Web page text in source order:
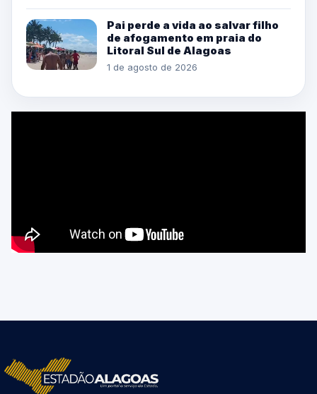
Pai perde a vida ao salvar filho
de afogamento em praia do
Litoral Sul de Alagoas
1 de agosto de 2026